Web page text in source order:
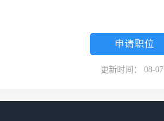
流的专家团队，一流的疗养环境，一流
管理、 “ 人性化 ” 服务和 “ 个性化 ” 的
申请职位
更新时间： 08-07